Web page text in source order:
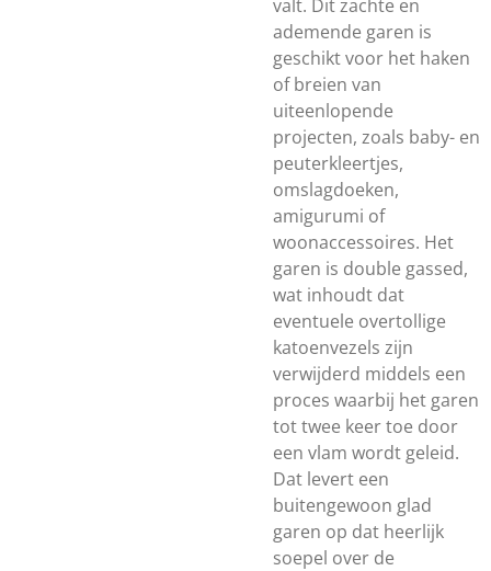
valt. Dit zachte en
ademende garen is
geschikt voor het haken
of breien van
uiteenlopende
projecten, zoals baby- en
peuterkleertjes,
omslagdoeken,
amigurumi of
woonaccessoires. Het
garen is double gassed,
wat inhoudt dat
eventuele overtollige
katoenvezels zijn
verwijderd middels een
proces waarbij het garen
tot twee keer toe door
een vlam wordt geleid.
Dat levert een
buitengewoon glad
garen op dat heerlijk
soepel over de